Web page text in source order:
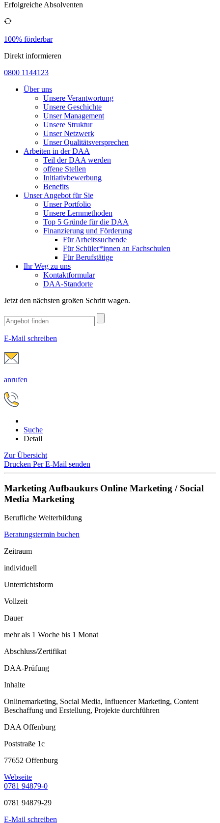
Erfolgreiche Absolventen
100% förderbar
Direkt informieren
0800 1144123
Über uns
Unsere Verantwortung
Unsere Geschichte
Unser Management
Unsere Struktur
Unser Netzwerk
Unser Qualitätsversprechen
Arbeiten in der DAA
Teil der DAA werden
offene Stellen
Initiativbewerbung
Benefits
Unser Angebot für Sie
Unser Portfolio
Unsere Lernmethoden
Top 5 Gründe für die DAA
Finanzierung und Förderung
Für Arbeitssuchende
Für Schüler*innen an Fachschulen
Für Berufstätige
Ihr Weg zu uns
Kontaktformular
DAA-Standorte
Jetzt den nächsten großen Schritt wagen.
E-Mail schreiben
anrufen
Suche
Detail
Zur Übersicht
Drucken Per E-Mail senden
Marketing Aufbaukurs Online Marketing / Social
Media Marketing
Berufliche Weiterbildung
Beratungstermin buchen
Zeitraum
individuell
Unterrichtsform
Vollzeit
Dauer
mehr als 1 Woche bis 1 Monat
Abschluss/Zertifikat
DAA-Prüfung
Inhalte
Onlinemarketing, Social Media, Influencer Marketing, Content
Beschaffung und Erstellung, Projekte durchführen
DAA Offenburg
Poststraße 1c
77652 Offenburg
Webseite
0781 94879-0
0781 94879-29
E-Mail schreiben